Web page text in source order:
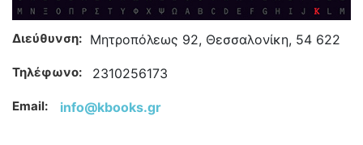
Διεύθυνση: Μητροπόλεως 92, Θεσσαλονίκη, 54 622
Τηλέφωνο: 2310256173
Email: info@kbooks.gr